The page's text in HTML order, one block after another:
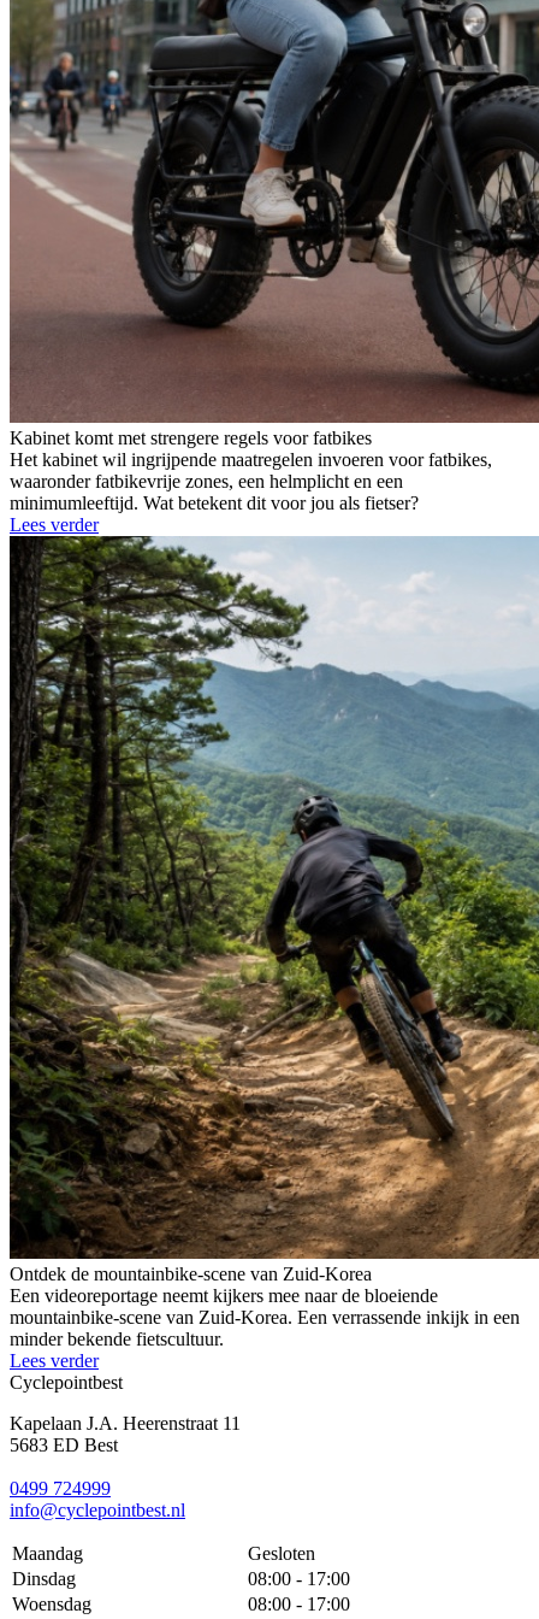
Kabinet komt met strengere regels voor fatbikes
Het kabinet wil ingrijpende maatregelen invoeren voor fatbikes,
waaronder fatbikevrije zones, een helmplicht en een
minimumleeftijd. Wat betekent dit voor jou als fietser?
Lees verder
Ontdek de mountainbike-scene van Zuid-Korea
Een videoreportage neemt kijkers mee naar de bloeiende
mountainbike-scene van Zuid-Korea. Een verrassende inkijk in een
minder bekende fietscultuur.
Lees verder
Cyclepointbest
Kapelaan J.A. Heerenstraat 11
5683 ED Best
0499 724999
info@cyclepointbest.nl
Maandag
Gesloten
Dinsdag
08:00 - 17:00
Woensdag
08:00 - 17:00